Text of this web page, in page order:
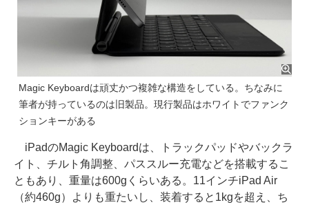
Magic Keyboardは頑丈かつ複雑な構造をしている。ちなみに
筆者が持っているのは旧製品。現行製品はホワイトでファンク
ションキーがある
iPadのMagic Keyboardは、トラックパッドやバックラ
イト、チルト角調整、パススルー充電などを搭載するこ
ともあり、重量は600gくらいある。11インチiPad Air
（約460g）よりも重たいし、装着すると1kgを超え、ち